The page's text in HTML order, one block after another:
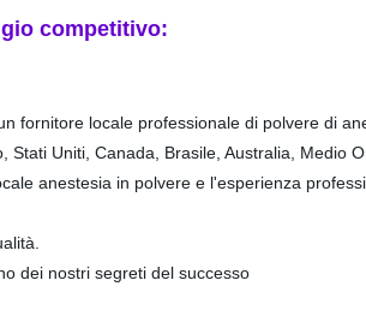
competitivo:
fornitore locale professionale di polvere di
Stati Uniti, Canada, Brasile, Australia, Medio
anestesia in polvere e l'esperienza
dei nostri segreti del successo